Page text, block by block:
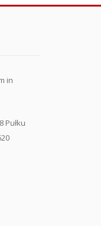
in
Pułku